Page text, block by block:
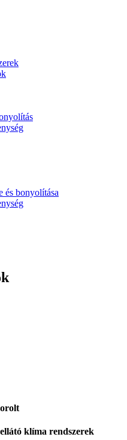
és bonyolítása
klíma rendszerek